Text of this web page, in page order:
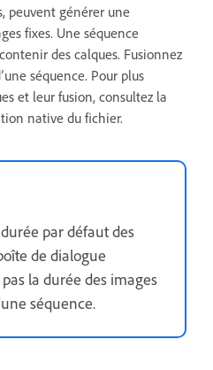
peuvent générer une
fixes. Une séquence
des calques. Fusionnez
séquence. Pour plus
et leur fusion, consultez la
native du fichier.
par défaut des
de dialogue
la durée des images
séquence.